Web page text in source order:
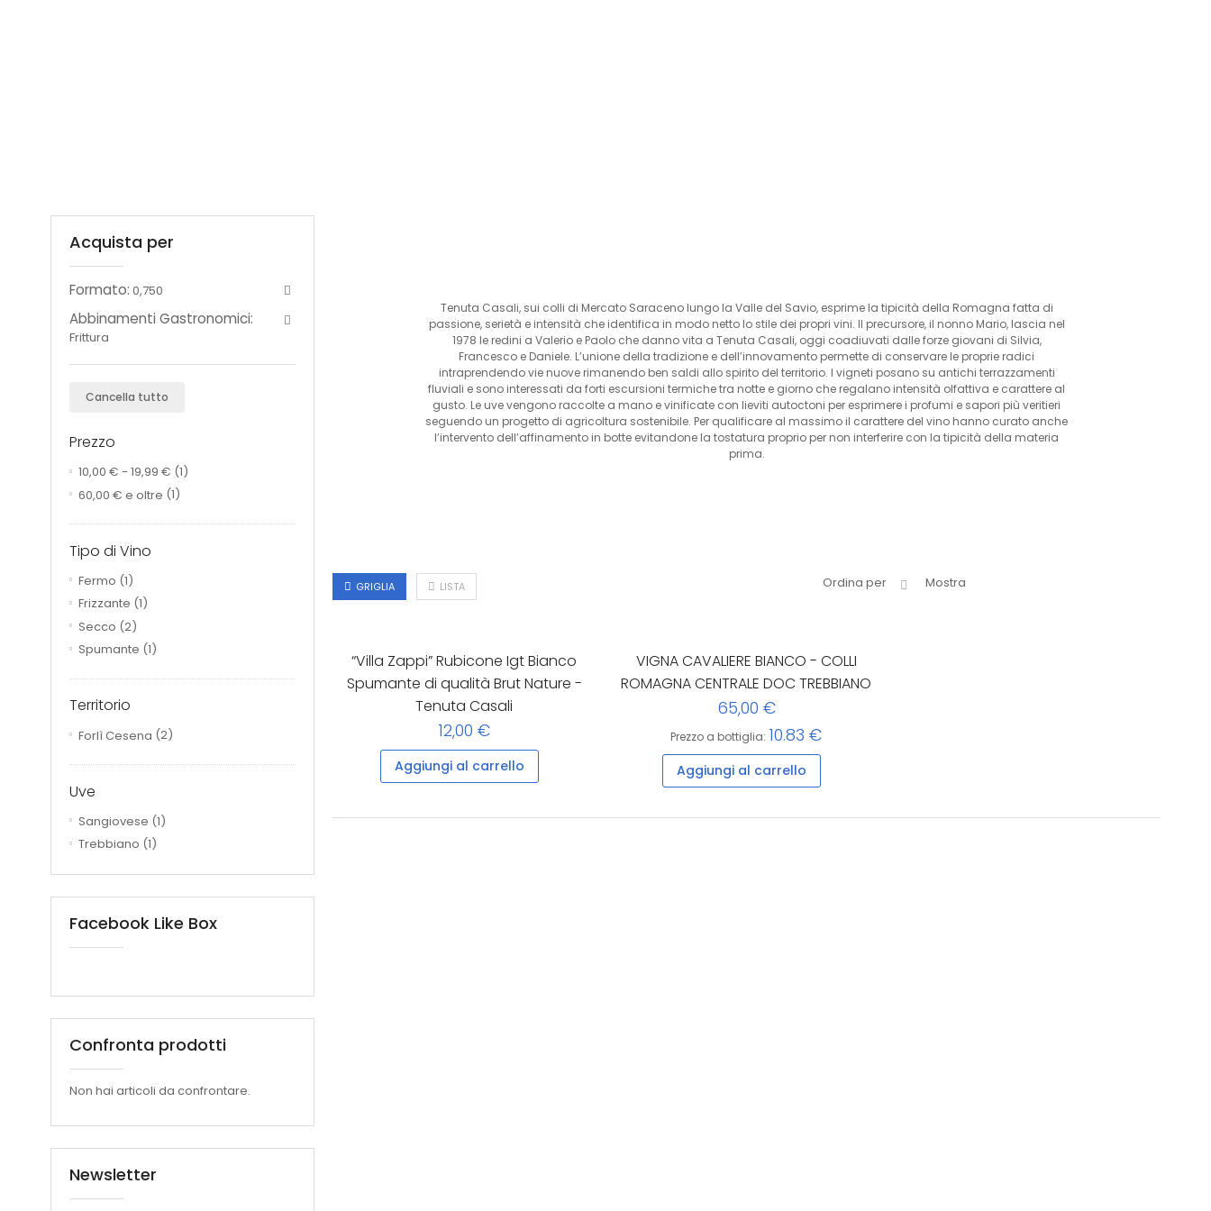
Tenuta Casali, sui colli di Mercato Saraceno lungo la Valle del Savio, esprime la tipicità della Romagna fatta di
passione, serietà e intensità che identifica in modo netto lo stile dei propri vini. Il precursore, il nonno Mario, lascia nel
1978 le redini a Valerio e Paolo che danno vita a Tenuta Casali, oggi coadiuvati dalle forze giovani di Silvia,
Francesco e Daniele. L’unione della tradizione e dell’innovamento permette di conservare le proprie radici
intraprendendo vie nuove rimanendo ben saldi allo spirito del territorio. I vigneti posano su antichi terrazzamenti
fluviali e sono interessati da forti escursioni termiche tra notte e giorno che regalano intensità olfattiva e carattere al
gusto. Le uve vengono raccolte a mano e vinificate con lieviti autoctoni per esprimere i profumi e sapori più veritieri
seguendo un progetto di agricoltura sostenibile. Per qualificare al massimo il carattere del vino hanno curato anche
l’intervento dell’affinamento in botte evitandone la tostatura proprio per non interferire con la tipicità della materia
prima.
GRIGLIA LISTA Mostra
Ordina per
“Villa Zappi” Rubicone Igt Bianco
Spumante di qualità Brut Nature -
Tenuta Casali
12,00 €
Aggiungi al carrello
VIGNA CAVALIERE BIANCO - COLLI
ROMAGNA CENTRALE DOC TREBBIANO
65,00 €
Prezzo a bottiglia: 10.83 €
Aggiungi al carrello
Acquista per
Formato: 0,750
Abbinamenti Gastronomici:
Frittura
Cancella tutto
Prezzo
10,00 € - 19,99 € (1)
60,00 € e oltre (1)
Tipo di Vino
Fermo (1)
Frizzante (1)
Secco (2)
Spumante (1)
Territorio
Forlì Cesena (2)
Uve
Sangiovese (1)
Trebbiano (1)
Facebook Like Box
Confronta prodotti
Non hai articoli da confrontare.
Newsletter